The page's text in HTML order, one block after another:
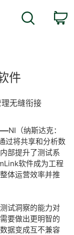
件
无缝衔接
NI（纳斯达克：
过将共享和分析数
部提升了测试系
软件成为工程
体运营效率并推
试洞察的能力对
要做出更明智的
据变成互不兼容